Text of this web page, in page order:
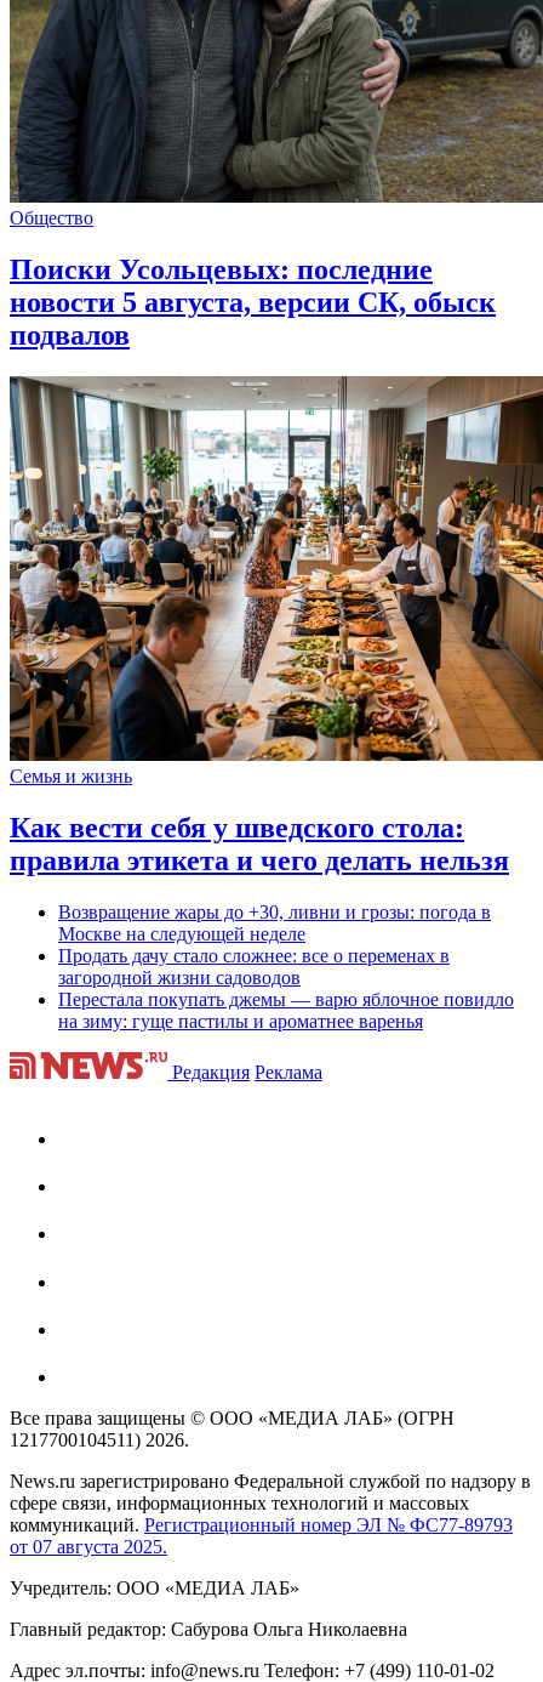
Общество
Поиски Усольцевых: последние
новости 5 августа, версии СК, обыск
подвалов
Семья и жизнь
Как вести себя у шведского стола:
правила этикета и чего делать нельзя
Возвращение жары до +30, ливни и грозы: погода в
Москве на следующей неделе
Продать дачу стало сложнее: все о переменах в
загородной жизни садоводов
Перестала покупать джемы — варю яблочное повидло
на зиму: гуще пастилы и ароматнее варенья
Редакция Реклама
Все права защищены © ООО «МЕДИА ЛАБ» (ОГРН
1217700104511) 2026.
News.ru зарегистрировано Федеральной службой по надзору в
сфере связи, информационных технологий и массовых
коммуникаций. Регистрационный номер ЭЛ № ФС77-89793
от 07 августа 2025.
Учредитель: ООО «МЕДИА ЛАБ»
Главный редактор: Сабурова Ольга Николаевна
Адрес эл.почты: info@news.ru Телефон: +7 (499) 110-01-02